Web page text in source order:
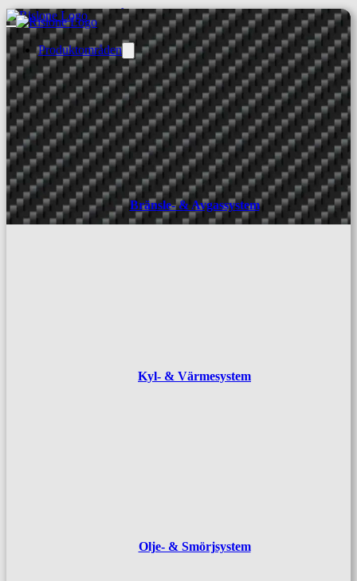
Hoppa till huvudinnehåll Hoppa till sidfot
Produktområden
Bränsle- & Avgassystem
Kyl- & Värmesystem
Olje- & Smörjsystem